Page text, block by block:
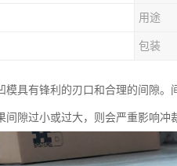
用途
包装
具有锋利的刃口和合理的间隙
隙过小或过大，则会严重影响冲